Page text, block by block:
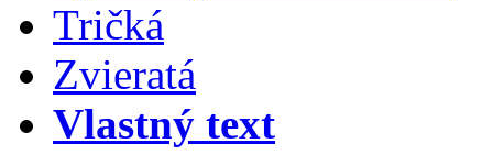
Tričká
Zvieratá
Vlastný text